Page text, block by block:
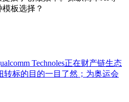
板选择？
Technoles正在财产链生态
转标的目的一目了然；为奥运会